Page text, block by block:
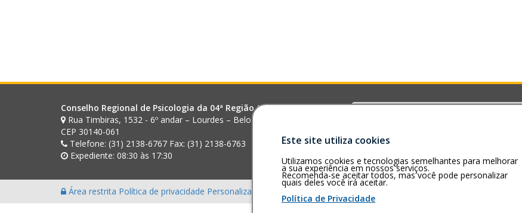
Conselho Regional de Psicologia da 04ª Região (MG)
Rua Timbiras, 1532 - 6º andar – Lourdes – Belo Horizonte – MG –
CEP 30140-061
Telefone: (31) 2138-6767 Fax: (31) 2138-6763
Expediente: 08:30 às 17:30
Buscar
Área restrita Política de privacidade Personalização de cookies
Este site utiliza cookies
Utilizamos cookies e tecnologias semelhantes para melhorar
a sua experiência em nossos serviços.
Recomenda-se aceitar todos, mas você pode personalizar
quais deles você irá aceitar.
Política de Privacidade